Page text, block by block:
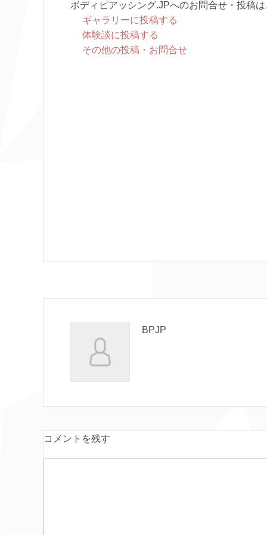
ボディピアッシング.JPへのお問合せ・投稿
ギャラリーに投稿する
体験談に投稿する
その他の投稿・お問合せ
BPJP
コメントを残す